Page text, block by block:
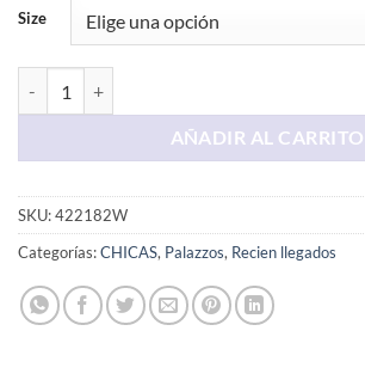
Size
AÑADIR AL CARRITO
SKU:422182W
Categorías:CHICAS, Palazzos, Recien llegados